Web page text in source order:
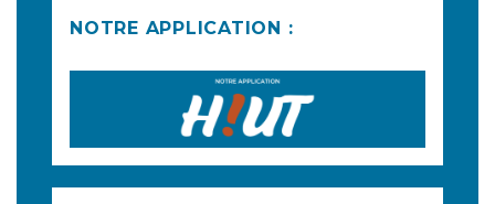
NOTRE APPLICATION :